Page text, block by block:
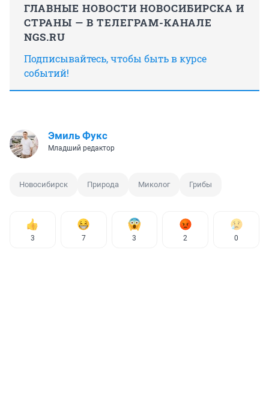
ГЛАВНЫЕ НОВОСТИ НОВОСИБИРСКА И
СТРАНЫ — В ТЕЛЕГРАМ-КАНАЛЕ
NGS.RU
Подписывайтесь, чтобы быть в курсе
событий!
Эмиль Фукс
Младший редактор
Новосибирск Природа Миколог Грибы
3 7 3 2 0